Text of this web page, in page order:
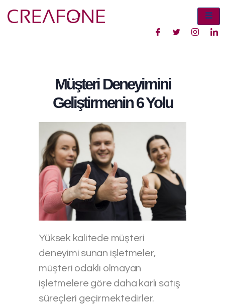
Müşteri Deneyimini
Geliştirmenin 6 Yolu
Yüksek kalitede müşteri
deneyimi sunan işletmeler,
müşteri odaklı olmayan
işletmelere göre daha karlı satış
süreçleri geçirmektedirler.